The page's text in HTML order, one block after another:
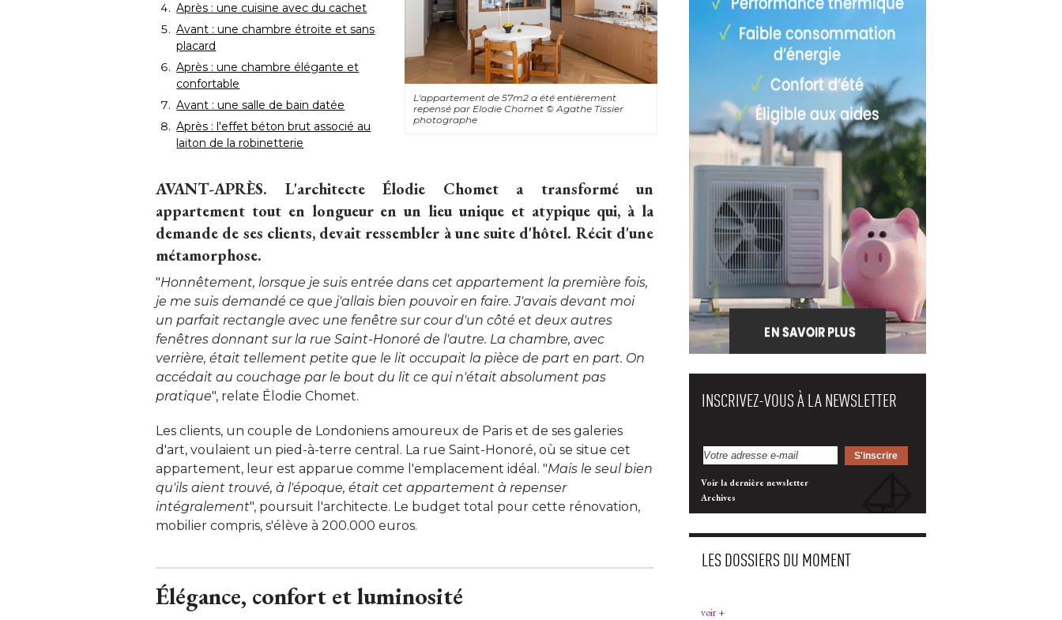
L'appartement de 57m2 a été entièrement
repensé par Elodie Chomet © Agathe Tissier
photographe
Après : une cuisine avec du cachet
Avant : une chambre étroite et sans
placard
Après : une chambre élégante et
confortable
Avant : une salle de bain datée
Après : l'effet béton brut associé au
laiton de la robinetterie
AVANT-APRÈS. L'architecte Élodie Chomet a transformé un
appartement tout en longueur en un lieu unique et atypique qui, à la
demande de ses clients, devait ressembler à une suite d'hôtel. Récit d'une
métamorphose.
"Honnêtement, lorsque je suis entrée dans cet appartement la première fois,
je me suis demandé ce que j'allais bien pouvoir en faire. J'avais devant moi
un parfait rectangle avec une fenêtre sur cour d'un côté et deux autres
fenêtres donnant sur la rue Saint-Honoré de l'autre. La chambre, avec
verrière, était tellement petite que le lit occupait la pièce de part en part. On
accédait au couchage par le bout du lit ce qui n'était absolument pas
pratique", relate Élodie Chomet.
Les clients, un couple de Londoniens amoureux de Paris et de ses galeries
d'art, voulaient un pied-à-terre central. La rue Saint-Honoré, où se situe cet
appartement, leur est apparue comme l'emplacement idéal. "Mais le seul bien
qu'ils aient trouvé, à l'époque, était cet appartement à repenser
intégralement", poursuit l'architecte. Le budget total pour cette rénovation,
mobilier compris, s'élève à 200.000 euros.
Élégance, confort et luminosité
INSCRIVEZ-VOUS À LA NEWSLETTER
Voir la dernière newsletter
Archives
LES DOSSIERS DU MOMENT
voir +